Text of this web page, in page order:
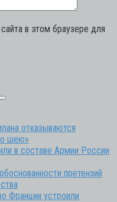
в этом браузере для
отказываются
шею»
в составе Армии России
претензий
Франции устроили